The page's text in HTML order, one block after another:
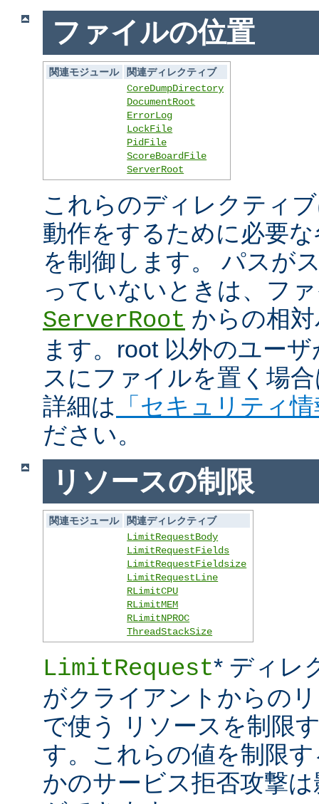
ファイルの位置
関連モジュール
関連ディレクティブ
CoreDumpDirectory
DocumentRoot
ErrorLog
LockFile
PidFile
ScoreBoardFile
ServerRoot
これらのディレクティ
動作をするために必要
を制御します。 パスが
っていないときは、フ
ServerRoot からの相
ます。root 以外のユー
スにファイルを置く場
詳細は
「セキュリティ
ださい。
リソースの制限
関連モジュール
関連ディレクティブ
LimitRequestBody
LimitRequestFields
LimitRequestFieldsize
LimitRequestLine
RLimitCPU
RLimitMEM
RLimitNPROC
ThreadStackSize
LimitRequest* ディレ
がクライアントからの
で使う リソースを制限
す。これらの値を制限
かのサービス拒否攻撃